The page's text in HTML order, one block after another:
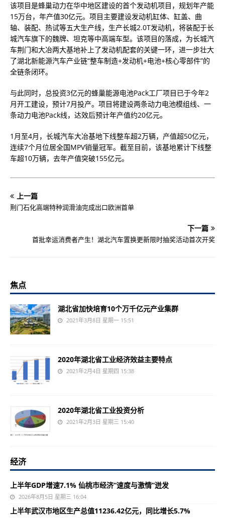
该项目是蜂巢动力在华中地区建设的首个发动机项目，规划年产能
15万台，年产值30亿元。项目主要建设发动机缸体、缸盖、曲
轴、装配、热试等五大生产线，生产长城2.0T发动机，将装配于长
城汽车旗下的魏牌、坦克等中高端车型。该项目的落成，为长城汽
车荆门和大冶两大基地补上了发动机配套的关键一环，进一步壮大
了湖北新能源汽车产业链“整车制造+发动机+电池+核心零部件”的
全链条闭环。
与此同时，总投资3亿元的蜂巢能源电池Pack工厂项目已于今年2
月开工建设，预计7月投产。项目将建设两条动力电池模组线、一
条动力电池Pack线，达效后预计年产值约20亿元。
1月至4月，长城汽车大冶基地下线整车超2万辆，产值超50亿元，
连续7个月位居全国MPV销量冠军。截至目前，该基地累计下线整
车超10万辆，去年产值突破155亿元。
上一篇
荆门石化高端特种润滑油完成出口欧洲首单
下一篇
首批幸运消费者产生！湖北汽车置换更新限时抽奖活动首次开奖
焦点
湖北省加快培育10个万千亿元产业集群
2021年3月8日 星期一 15:51
2020年湖北省工业经济效益主要特点
2021年2月4日 星期四 15:38
2020年湖北省工业投资分析
2021年2月3日 星期三 15:40
经济
上半年GDP增速7.1% 仙桃市经济“速度与激情”迸发
2026年8月5日 星期三 16:04
上半年武汉市地区生产总值11236.42亿元，同比增长5.7%